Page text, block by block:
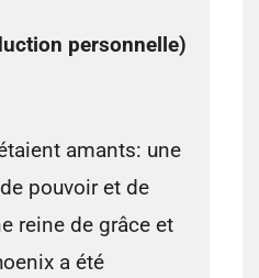
personnelle)
amants: une
pouvoir et de
reine de grâce et
a été